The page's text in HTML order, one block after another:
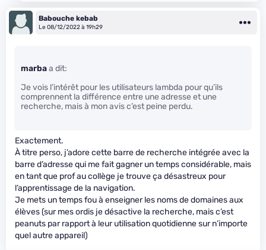
Babouche kebab
Le 08/12/2022 à 19h29
marbaa dit:
Je vois l’intérêt pour les utilisateurs lambda pour qu’ils
comprennent la différence entre une adresse et une
recherche, mais à mon avis c’est peine perdu.
Exactement.
À titre perso, j’adore cette barre de recherche intégrée avec la
barre d’adresse qui me fait gagner un temps considérable, mais
en tant que prof au collège je trouve ça désastreux pour
l’apprentissage de la navigation.
Je mets un temps fou à enseigner les noms de domaines aux
élèves (sur mes ordis je désactive la recherche, mais c’est
peanuts par rapport à leur utilisation quotidienne sur n’importe
quel autre appareil)